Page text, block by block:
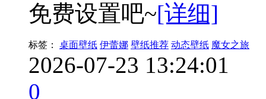
免费设置吧~[详细]
标签： 桌面壁纸 伊蕾娜 壁纸推荐 动态壁纸 魔女之旅
2026-07-23 13:24:01
0